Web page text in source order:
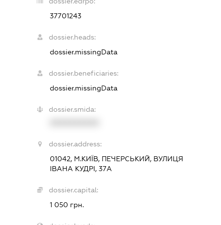
37701243
dossier.heads:
dossier.missingData
dossier.beneficiaries:
dossier.missingData
dossier.smida:
dossier.address:
01042, М.КИЇВ, ПЕЧЕРСЬКИЙ, ВУЛИЦЯ
ІВАНА КУДРІ, 37А
dossier.capital:
1 050 грн.